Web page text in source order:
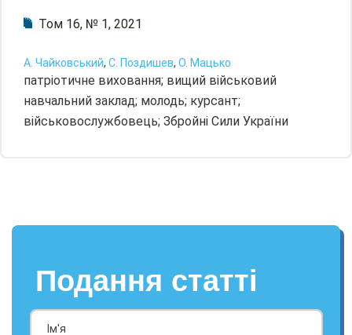
Том 16, № 1, 2021
А. Чайковський, С. Поздишев, О. Мацько
патріотичне виховання; вищий військовий
навчальний заклад; молодь; курсант;
військовослужбовець; Збройні Сили України
Подання статті